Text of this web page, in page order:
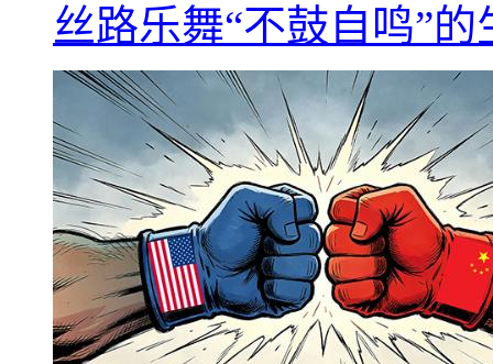
丝路乐舞“不鼓自鸣”